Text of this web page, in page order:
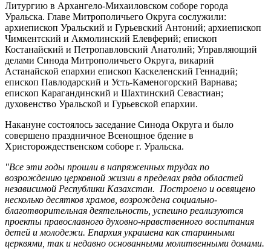
Литургию в Архангело-Михаиловском соборе города
Уральска. Главе Митрополичьего Округа сослужили:
архиепископ Уральский и Гурьевский Антоний; архиепископ
Чимкентский и Акмолинский Елевферий; епископ
Костанайский и Петропавловский Анатолий; Управляющий
делами Синода Митрополичьего Округа, викарий
Астанайской епархии епископ Каскеленский Геннадий;
епископ Павлодарский и Усть-Каменогорский Варнава;
епископ Карагандинский и Шахтинский Севастиан;
духовенство Уральской и Гурьевской епархии.
Накануне состоялось заседание Синода Округа и было
совершено праздничное Всенощное бдение в
Христорождественском соборе г. Уральска.
"Все эти годы прошли в напряженных трудах по
возрождению церковной жизни в пределах ряда областей
независимой Республики Казахстан. Построено и освящено
несколько десятков храмов, возрождена социально-
благотворительная деятельность, успешно реализуются
проекты православного духовно-нравственного воспитания
детей и молодежи. Епархия украшена как старинными
церквями, так и недавно основанными молитвенными домами.